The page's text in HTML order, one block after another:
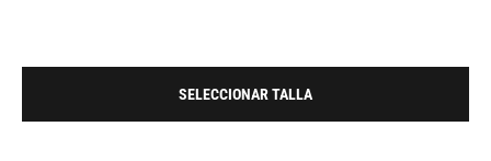
SELECCIONAR TALLA